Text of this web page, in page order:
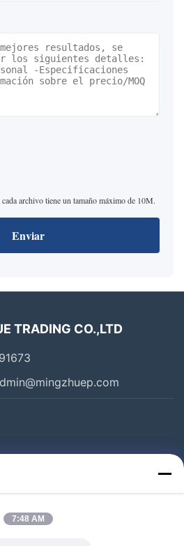
archivo tiene un tamaño máximo de 10M.
Enviar
TRADING CO.,LTD
7:48 AM